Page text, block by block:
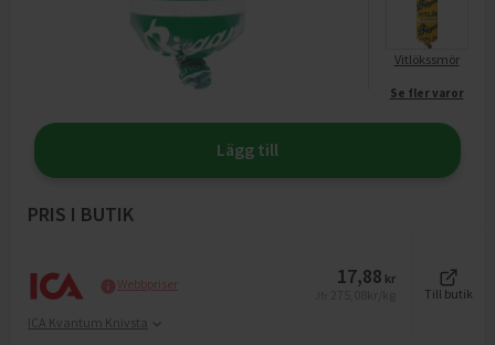
Vitlökssmör
Se fler varor
Lägg till
PRIS I BUTIK
Webbpriser 17,88 kr
Till butik
ICA Kvantum Knivsta